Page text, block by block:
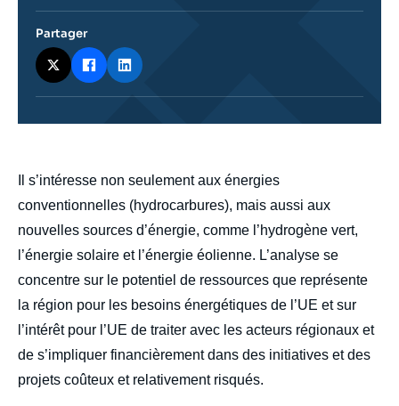
body
Il s’intéresse non seulement aux énergies
conventionnelles (hydrocarbures), mais aussi aux
nouvelles sources d’énergie, comme l’hydrogène vert,
l’énergie solaire et l’énergie éolienne. L’analyse se
concentre sur le potentiel de ressources que représente
la région pour les besoins énergétiques de l’UE et sur
l’intérêt pour l’UE de traiter avec les acteurs régionaux et
de s’impliquer financièrement dans des initiatives et des
projets coûteux et relativement risqués.
Partager